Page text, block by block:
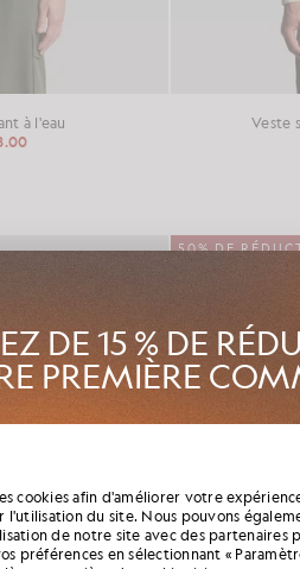
à l'eau
Veste
50% DE
cookies afin d'améliorer votre
l'utilisation du site. Nous pouvons
de notre site avec des partenaires
préférences en sélectionnant «
DE 15 % DE
PREMIÈRE
& Scott et soyez parmi les premiers
et les soldes saisonniers
de bienvenue exclusif vous offrant